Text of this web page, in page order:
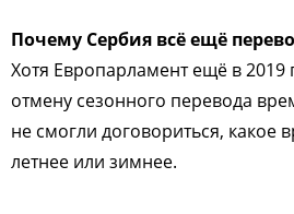
Почему Сербия всё ещё
Хотя Европарламент ещё в 2019
отмену сезонного перевода
не смогли договориться, какое
летнее или зимнее.